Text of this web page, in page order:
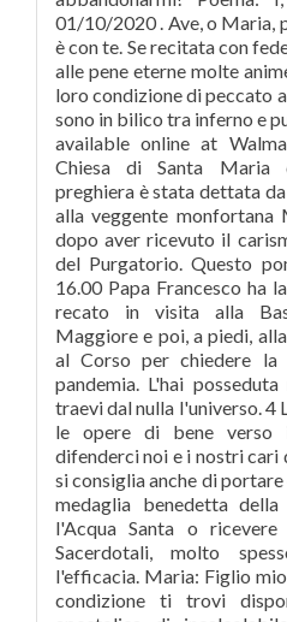
01/10/2020 . Ave, o Maria,
è con te. Se recitata con
alle pene eterne molte
loro condizione di peccato
sono in bilico tra inferno e
available online at
Chiesa di Santa Maria
preghiera è stata dettata
alla veggente monfortana
dopo aver ricevuto il
del Purgatorio. Questo
16.00 Papa Francesco ha
recato in visita alla
Maggiore e poi, a piedi,
al Corso per chiedere
pandemia. L'hai
traevi dal nulla l'universo. 4
le opere di bene verso
difenderci noi e i nostri cari
si consiglia anche di
medaglia benedetta
l'Acqua Santa o ricevere
Sacerdotali, molto
l'efficacia. Maria: Figlio
condizione ti trovi